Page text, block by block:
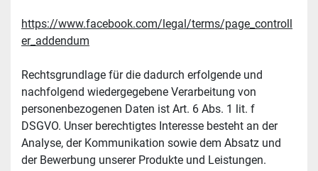
https://www.facebook.com/legal/terms/page_controll
er_addendum
Rechtsgrundlage für die dadurch erfolgende und
nachfolgend wiedergegebene Verarbeitung von
personenbezogenen Daten ist Art. 6 Abs. 1 lit. f
DSGVO. Unser berechtigtes Interesse besteht an der
Analyse, der Kommunikation sowie dem Absatz und
der Bewerbung unserer Produkte und Leistungen.